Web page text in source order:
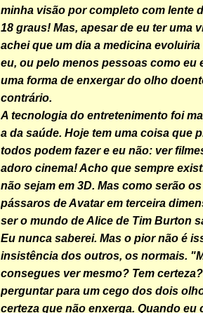
minha visão por completo com lente
18 graus! Mas, apesar de eu ter uma
achei que um dia a medicina
eu, ou pelo menos pessoas como eu
uma forma de enxergar do olho
contrário.
A tecnologia do entretenimento foi
a da saúde. Hoje tem uma coisa que
todos podem fazer e eu não: ver
adoro cinema! Acho que sempre
não sejam em 3D. Mas como serão
pássaros de Avatar em terceira
ser o mundo de Alice de Tim Burton
Eu nunca saberei. Mas o pior não é
insistência dos outros, os normais.
consegues ver mesmo? Tem
perguntar para um cego dos dois
certeza que não enxerga. Quando eu